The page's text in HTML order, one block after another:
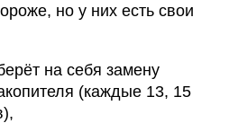
но у них есть свои
на себя замену
(каждые 13, 15